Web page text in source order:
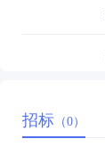
招标 （0）